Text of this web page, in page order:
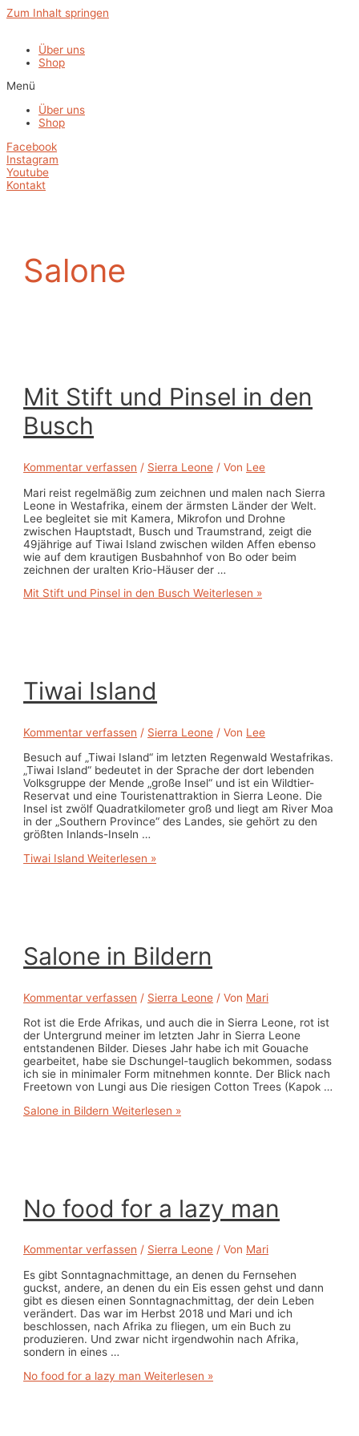
Zum Inhalt springen
Über uns
Shop
Menü
Über uns
Shop
Facebook
Instagram
Youtube
Kontakt
Salone
Mit Stift und Pinsel in den
Busch
Kommentar verfassen / Sierra Leone / Von Lee
Mari reist regelmäßig zum zeichnen und malen nach Sierra
Leone in Westafrika, einem der ärmsten Länder der Welt.
Lee begleitet sie mit Kamera, Mikrofon und Drohne
zwischen Hauptstadt, Busch und Traumstrand, zeigt die
49jährige auf Tiwai Island zwischen wilden Affen ebenso
wie auf dem krautigen Busbahnhof von Bo oder beim
zeichnen der uralten Krio-Häuser der …
Mit Stift und Pinsel in den Busch Weiterlesen »
Tiwai Island
Kommentar verfassen / Sierra Leone / Von Lee
Besuch auf „Tiwai Island“ im letzten Regenwald Westafrikas.
„Tiwai Island“ bedeutet in der Sprache der dort lebenden
Volksgruppe der Mende „große Insel“ und ist ein Wildtier-
Reservat und eine Touristenattraktion in Sierra Leone. Die
Insel ist zwölf Quadratkilometer groß und liegt am River Moa
in der „Southern Province“ des Landes, sie gehört zu den
größten Inlands-Inseln …
Tiwai Island Weiterlesen »
Salone in Bildern
Kommentar verfassen / Sierra Leone / Von Mari
Rot ist die Erde Afrikas, und auch die in Sierra Leone, rot ist
der Untergrund meiner im letzten Jahr in Sierra Leone
entstandenen Bilder. Dieses Jahr habe ich mit Gouache
gearbeitet, habe sie Dschungel-tauglich bekommen, sodass
ich sie in minimaler Form mitnehmen konnte. Der Blick nach
Freetown von Lungi aus Die riesigen Cotton Trees (Kapok …
Salone in Bildern Weiterlesen »
No food for a lazy man
Kommentar verfassen / Sierra Leone / Von Mari
Es gibt Sonntagnachmittage, an denen du Fernsehen
guckst, andere, an denen du ein Eis essen gehst und dann
gibt es diesen einen Sonntagnachmittag, der dein Leben
verändert. Das war im Herbst 2018 und Mari und ich
beschlossen, nach Afrika zu fliegen, um ein Buch zu
produzieren. Und zwar nicht irgendwohin nach Afrika,
sondern in eines …
No food for a lazy man Weiterlesen »